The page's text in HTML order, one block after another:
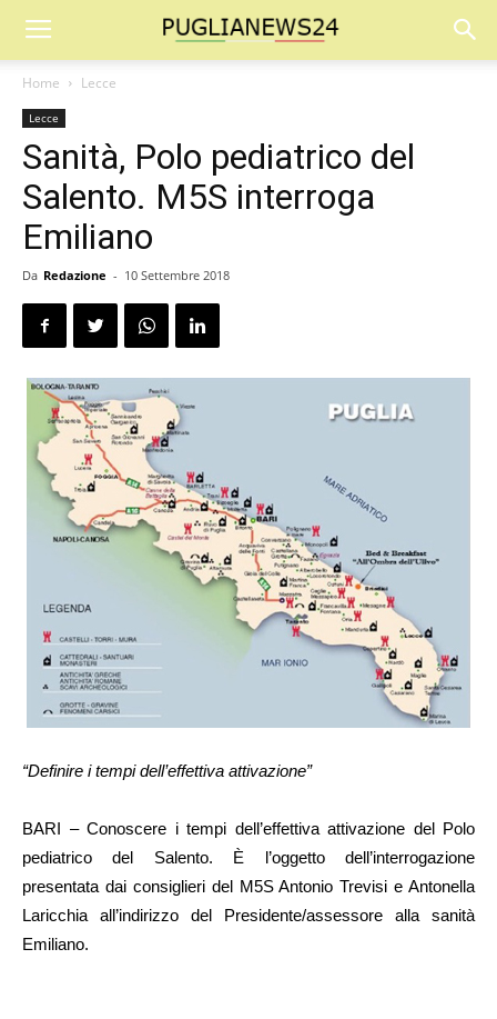
Home Lecce
Lecce
Sanità, Polo pediatrico del
Salento. M5S interroga
Emiliano
Da Redazione - 10 Settembre 2018
“Definire i tempi dell’effettiva attivazione”
BARI – Conoscere i tempi dell’effettiva attivazione del Polo
pediatrico del Salento. È l’oggetto dell’interrogazione
presentata dai consiglieri del M5S Antonio Trevisi e Antonella
Laricchia all’indirizzo del Presidente/assessore alla sanità
Emiliano.